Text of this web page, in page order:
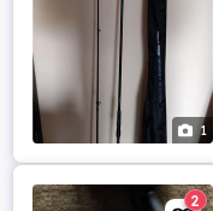
1
2